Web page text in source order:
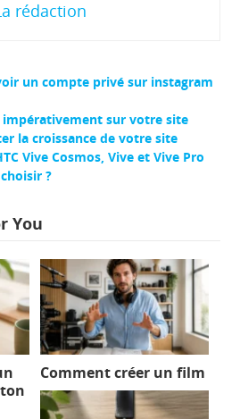
rédaction
un compte privé sur instagram
impérativement sur votre site
la croissance de votre site
Vive Cosmos, Vive et Vive Pro
?
You
Comment créer un film